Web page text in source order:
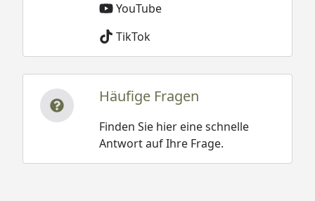
YouTube
TikTok
Häufige Fragen
Finden Sie hier eine schnelle
Antwort auf Ihre Frage.